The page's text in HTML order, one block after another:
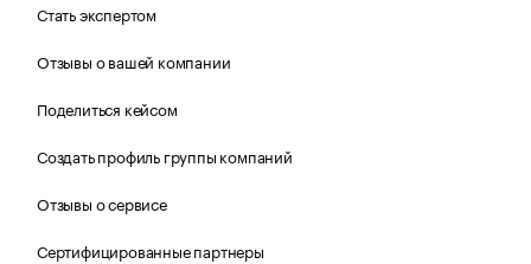
Стать экспертом
Отзывы о вашей компании
Поделиться кейсом
Создать профиль группы компаний
Отзывы о сервисе
Сертифицированные партнеры